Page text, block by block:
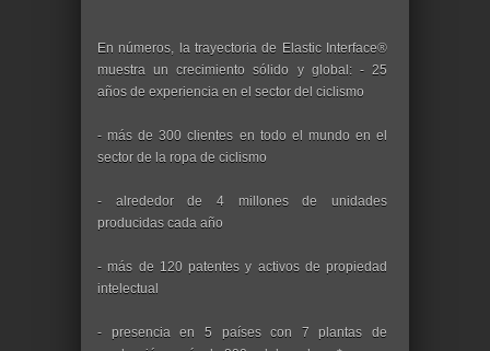
En números, la trayectoria de Elastic Interface®
muestra un crecimiento sólido y global: - 25
años de experiencia en el sector del ciclismo
- más de 300 clientes en todo el mundo en el
sector de la ropa de ciclismo
- alrededor de 4 millones de unidades
producidas cada año
- más de 120 patentes y activos de propiedad
intelectual
- presencia en 5 países con 7 plantas de